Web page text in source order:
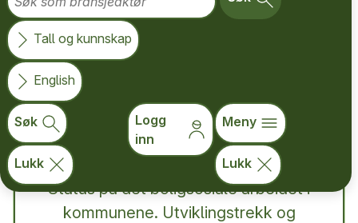
Tall og kunnskap
English
Søk
Lukk
Logg
inn
Meny
Lukk
Type
Tema
Søk i hele Koha-databasen
Status på det boligsosiale arbeidet i
kommunene. Utviklingstrekk og